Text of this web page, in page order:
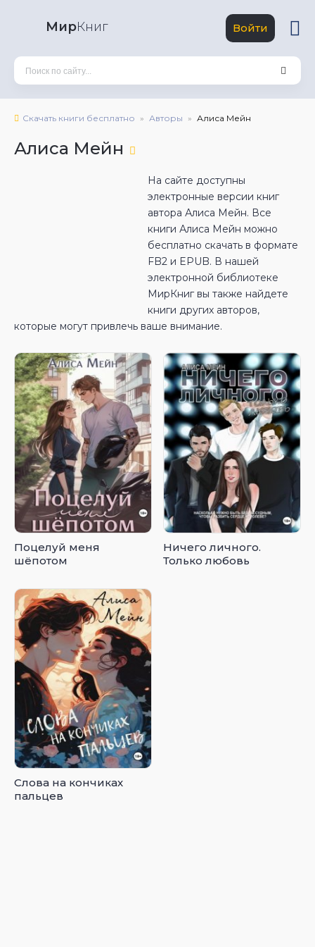
МирКниг Войти
Скачать книги бесплатно Авторы Алиса Мейн
Алиса Мейн
На сайте доступны
электронные версии книг
автора Алиса Мейн. Все
книги Алиса Мейн можно
бесплатно скачать в формате
FB2 и EPUB. В нашей
электронной библиотеке
МирКниг вы также найдете
книги других авторов,
которые могут привлечь ваше внимание.
Поцелуй меня
шёпотом
Ничего личного.
Только любовь
Слова на кончиках
пальцев